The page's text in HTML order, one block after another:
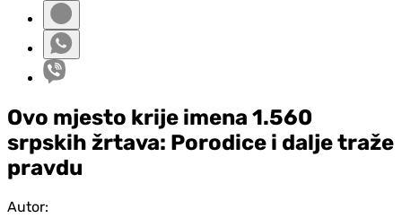
Ovo mjesto krije imena 1.560
srpskih žrtava: Porodice i dalje traže
pravdu
Autor: